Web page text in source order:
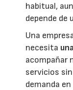
habitual,
depende de
Una
necesita
acompañar
servicios
demanda